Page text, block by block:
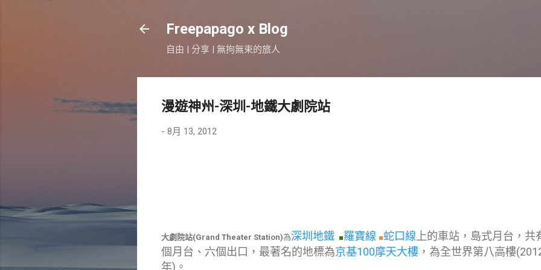
Freepapago x Blog
自由 | 分享 | 無拘無束的旅人
漫遊神州-深圳-地鐵大劇院站
- 8月 13, 2012
大劇院站(Grand Theater Station)為深圳地鐵 ■羅寶線 ■蛇口線 上的車站，島式月台，共
個月台、六個出口，最著名的地標為京基100摩天大樓 ，為全世界第八高樓
年)。